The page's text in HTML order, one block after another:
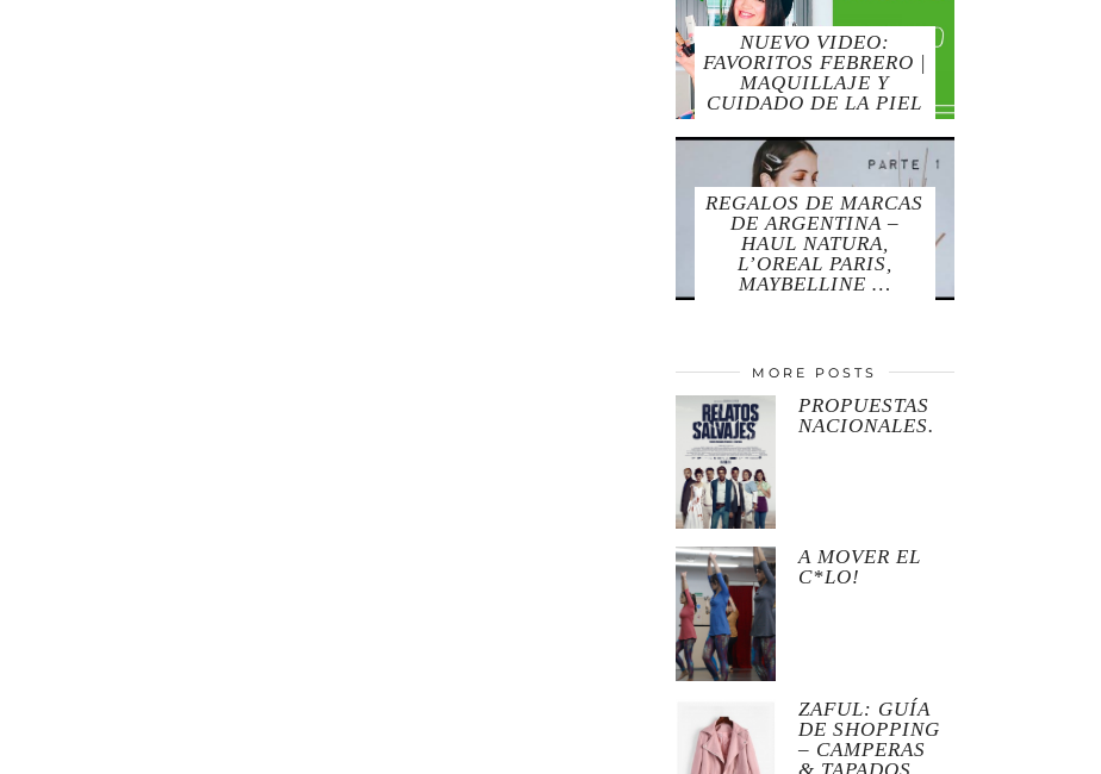
NUEVO VIDEO:
FAVORITOS FEBRERO |
MAQUILLAJE Y
CUIDADO DE LA PIEL
REGALOS DE MARCAS
DE ARGENTINA –
HAUL NATURA,
L’OREAL PARIS,
MAYBELLINE …
MORE POSTS
PROPUESTAS
NACIONALES.
A MOVER EL
C*LO!
ZAFUL: GUÍA
DE SHOPPING
– CAMPERAS
& TAPADOS